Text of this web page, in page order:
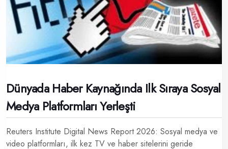
Dünyada Haber Kaynağında Ilk Sıraya Sosyal
Medya Platformları Yerleşti
Reuters Institute Digital News Report 2026: Sosyal medya ve
video platformları, ilk kez TV ve haber sitelerini geride